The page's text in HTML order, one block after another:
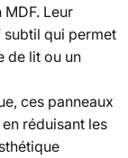
Leur
qui permet
de lit ou un
ces panneaux
réduisant les